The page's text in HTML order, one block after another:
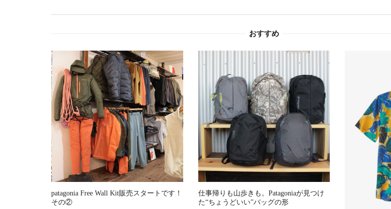
シ
ョ
ン
おすすめ
patagonia Free Wall Kit販売スタートです！
その②
仕事帰りも山歩きも。Patagoniaが見つけ
た“ちょうどいい”バッグの形